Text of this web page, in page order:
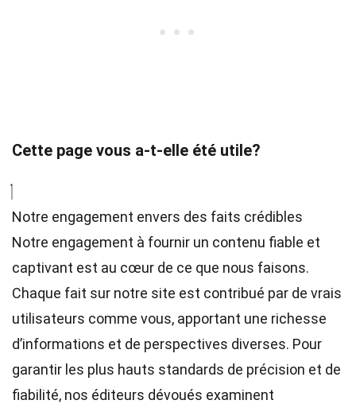
Cette page vous a-t-elle été utile?
Notre engagement envers des faits crédibles
Notre engagement à fournir un contenu fiable et
captivant est au cœur de ce que nous faisons.
Chaque fait sur notre site est contribué par de vrais
utilisateurs comme vous, apportant une richesse
d’informations et de perspectives diverses. Pour
garantir les plus hauts standards de précision et de
fiabilité, nos éditeurs dévoués examinent